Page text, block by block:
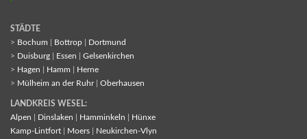
STÄDTE
> Bochum Bottrop
Dortmund
> Duisburg Essen
Gelsenkirchen
> Hagen Hamm
Herne
> Mülheim an der Ruhr| Oberhausen
LANDKREIS WESEL:
Alpen
Dinslaken Hamminkeln
Hünxe
Kamp-Lintfort
Moers
Neukirchen-Vlyn